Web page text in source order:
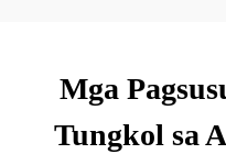
Mga
Tungkol sa